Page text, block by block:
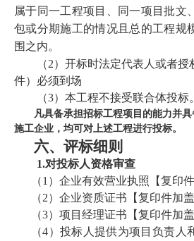
属于同一工程项目、同一项目批文
包或分期施工的情况且总的工程规
围之内。
（2）开标时法定代表人或者
件）必须到场
（3）本工程不接受联合体投标。
凡具备承担招标工程项目的能力并
施工企业，均可对上述工程进行投标。
六、 评标细则
1.对投标人资格审查
（1）企业有效营业执照【复印件
（2）企业资质证书【复印件加
（3）项目经理证书【复印件加
（4）投标人提供为项目负责人